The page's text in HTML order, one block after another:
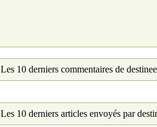
Les 10 derniers commentaires de
Les 10 derniers articles envoyés par